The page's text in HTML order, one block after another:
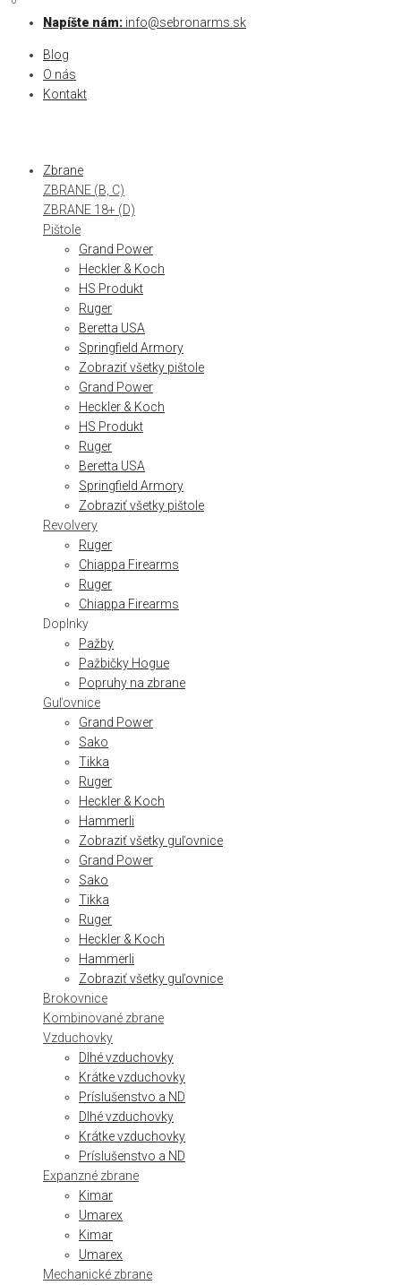
Skip
content
Napíšte nám: info@sebronarms.sk
Blog
O nás
Kontakt
Zbrane
ZBRANE (B, C)
ZBRANE 18+ (D)
Pištole
Grand Power
Heckler & Koch
HS Produkt
Ruger
Beretta USA
Springfield Armory
Zobraziť všetky pištole
Grand Power
Heckler & Koch
HS Produkt
Ruger
Beretta USA
Springfield Armory
Zobraziť všetky pištole
Revolvery
Ruger
Chiappa Firearms
Ruger
Chiappa Firearms
Doplnky
Pažby
Pažbičky Hogue
Popruhy na zbrane
Guľovnice
Grand Power
Sako
Tikka
Ruger
Heckler & Koch
Hammerli
Zobraziť všetky guľovnice
Grand Power
Sako
Tikka
Ruger
Heckler & Koch
Hammerli
Zobraziť všetky guľovnice
Brokovnice
Kombinované zbrane
Vzduchovky
Dlhé vzduchovky
Krátke vzduchovky
Príslušenstvo a ND
Dlhé vzduchovky
Krátke vzduchovky
Príslušenstvo a ND
Expanzné zbrane
Kimar
Umarex
Kimar
Umarex
Mechanické zbrane